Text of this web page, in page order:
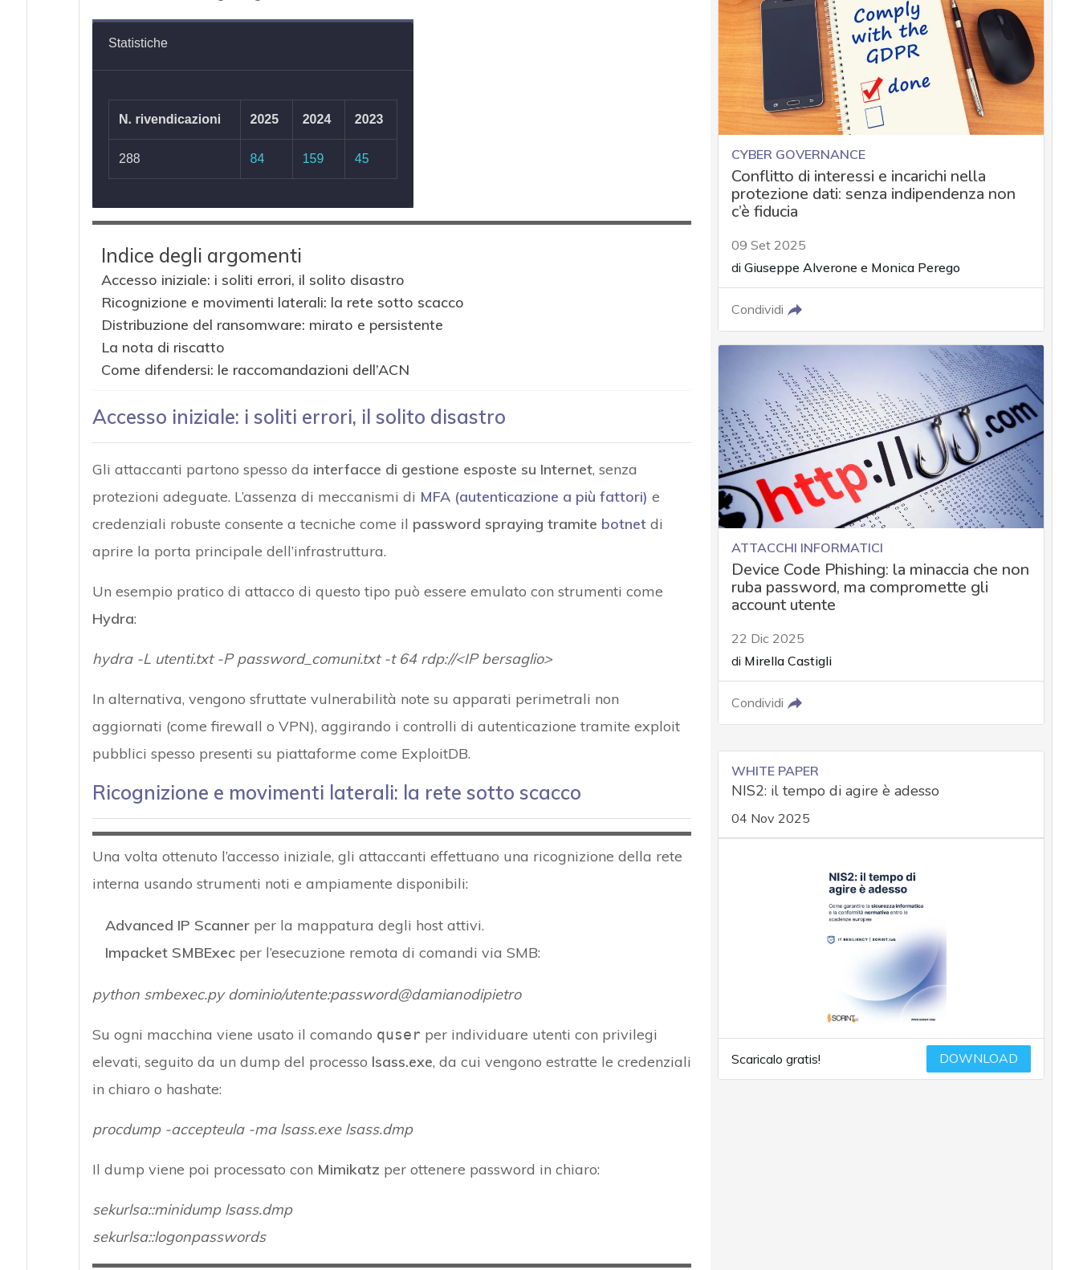
Indice degli argomenti
Accesso iniziale: i soliti errori, il solito disastro
Ricognizione e movimenti laterali: la rete sotto scacco
Distribuzione del ransomware: mirato e persistente
La nota di riscatto
Come difendersi: le raccomandazioni dell’ACN
Accesso iniziale: i soliti errori, il solito disastro
Gli attaccanti partono spesso da interfacce di gestione esposte su Internet, senza
protezioni adeguate. L’assenza di meccanismi di MFA (autenticazione a più fattori) e
credenziali robuste consente a tecniche come il password spraying tramite botnetdi
aprire la porta principale dell’infrastruttura.
Un esempio pratico di attacco di questo tipo può essere emulato con strumenti come
Hydra:
hydra -L utenti.txt -P password_comuni.txt -t 64 rdp://<IP bersaglio>
In alternativa, vengono sfruttate vulnerabilità note su apparati perimetrali non
aggiornati (come firewall o VPN), aggirando i controlli di autenticazione tramite exploit
pubblici spesso presenti su piattaforme come ExploitDB.
Ricognizione e movimenti laterali: la rete sotto scacco
Una volta ottenuto l’accesso iniziale, gli attaccanti effettuano una ricognizione della rete
interna usando strumenti noti e ampiamente disponibili:
Advanced IP Scannerper la mappatura degli host attivi.
Impacket SMBExecper l’esecuzione remota di comandi via SMB:
python smbexec.py dominio/utente:password@damianodipietro
Su ogni macchina viene usato il comando quserper individuare utenti con privilegi
elevati, seguito da un dump del processo lsass.exe, da cui vengono estratte le credenziali
in chiaro o hashate:
procdump -accepteula -ma lsass.exe lsass.dmp
Il dump viene poi processato con Mimikatz per ottenere password in chiaro:
sekurlsa::minidump lsass.dmp
sekurlsa::logonpasswords
CYBER GOVERNANCE
Conflitto di interessi e incarichi nella
protezione dati: senza indipendenza non
c’è fiducia
09 Set 2025
di Giuseppe Alveronee Monica Perego
Condividi
ATTACCHI INFORMATICI
Device Code Phishing: la minaccia che non
ruba password, ma compromette gli
account utente
22 Dic 2025
di Mirella Castigli
Condividi
WHITE PAPER
NIS2: il tempo di agire è adesso
04 Nov 2025
Scaricalo gratis! DOWNLOAD